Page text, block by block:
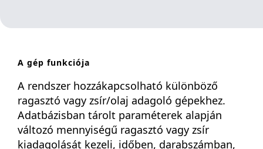
A gép funkciója
A rendszer hozzákapcsolható különböző
ragasztó vagy zsír/olaj adagoló gépekhez.
Adatbázisban tárolt paraméterek alapján
változó mennyiségű ragasztó vagy zsír
kiadagolását kezeli, időben, darabszámban,